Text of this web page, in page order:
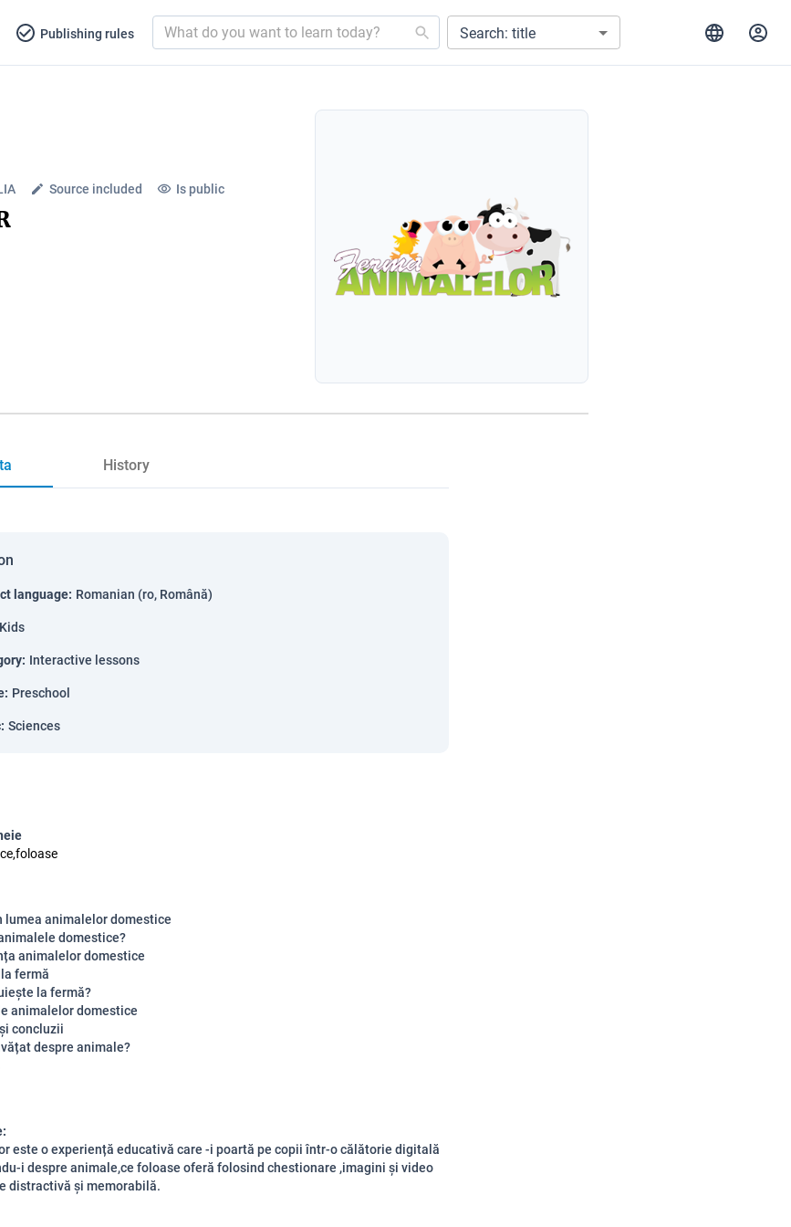
Publishing rules Search: title
Source included Is public
History
language: Romanian (ro, Română)
Kids
: Interactive lessons
: Preschool
: Sciences
lumea animalelor domestice
domestice?
animalelor domestice
fermă
la fermă?
animalelor domestice
concluzii
despre animale?
este o experiență educativă care -i poartă pe copii într-o călătorie digitală
i despre animale,ce foloase oferă folosind chestionare ,imagini și video
distractivă și memorabilă.